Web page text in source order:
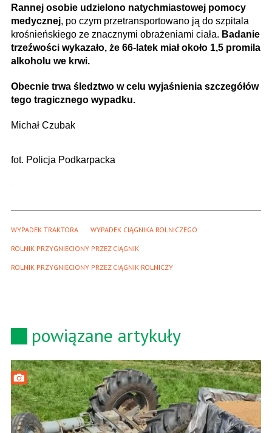
Rannej osobie udzielono natychmiastowej pomocy
medycznej, po czym przetransportowano ją do szpitala
krośnieńskiego ze znacznymi obrażeniami ciała. Badanie
trzeźwości wykazało, że 66-latek miał około 1,5 promila
alkoholu we krwi.
Obecnie trwa śledztwo w celu wyjaśnienia szczegółów
tego tragicznego wypadku.
Michał Czubak
fot. Policja Podkarpacka
WYPADEK TRAKTORA WYPADEK CIĄGNIKA ROLNICZEGO
ROLNIK PRZYGNIECIONY PRZEZ CIĄGNIK
ROLNIK PRZYGNIECIONY PRZEZ CIĄGNIK ROLNICZY
powiązane artykuły